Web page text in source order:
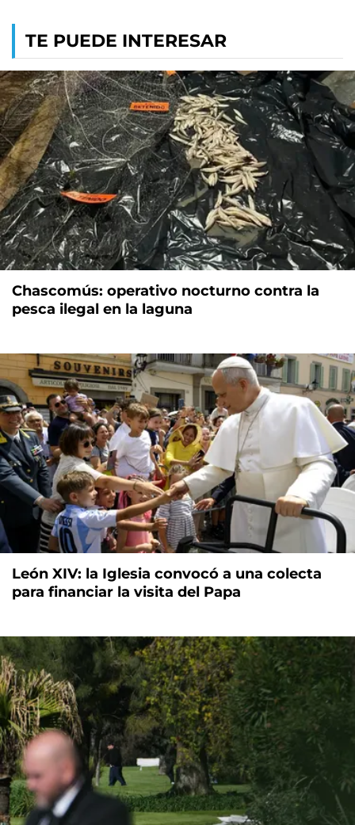
TE PUEDE INTERESAR
Chascomús: operativo nocturno contra la
pesca ilegal en la laguna
León XIV: la Iglesia convocó a una colecta
para financiar la visita del Papa